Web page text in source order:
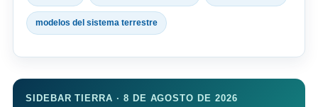
modelos del sistema terrestre
SIDEBAR TIERRA · 8 DE AGOSTO DE 2026